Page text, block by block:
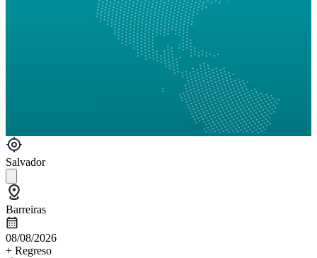
Salvador
Barreiras
08/08/2026
+ Regreso